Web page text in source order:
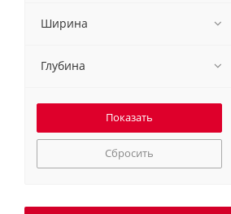
Ширина
Глубина
Сбросить